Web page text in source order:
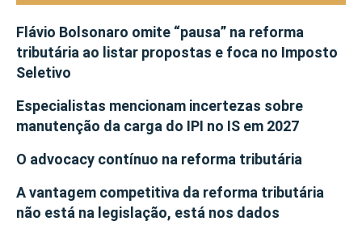
Flávio Bolsonaro omite “pausa” na reforma
tributária ao listar propostas e foca no Imposto
Seletivo
Especialistas mencionam incertezas sobre
manutenção da carga do IPI no IS em 2027
O advocacy contínuo na reforma tributária
A vantagem competitiva da reforma tributária
não está na legislação, está nos dados